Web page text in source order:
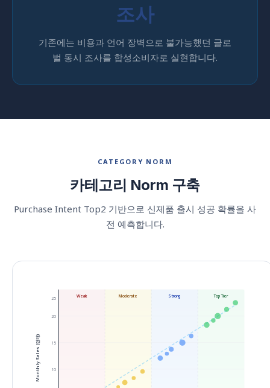
조사
기존에는 비용과 언어 장벽으로 불가능했던 글로
벌 동시 조사를 합성소비자로 실현합니다.
CATEGORY NORM
카테고리 Norm 구축
Purchase Intent Top2 기반으로 신제품 출시 성공 확률을 사
전 예측합니다.
Weak Moderate Strong Top Tier
10
15
20
25
Monthly Sales (만개)